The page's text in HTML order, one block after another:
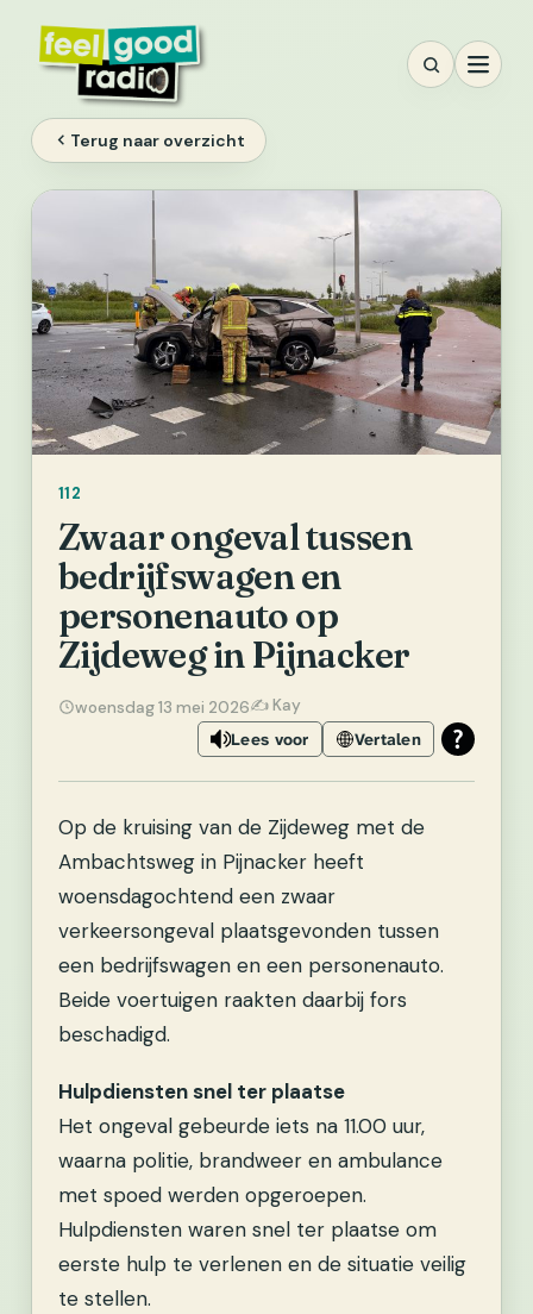
inhoud
Terug naar overzicht
112
Zwaar ongeval tussen
bedrijfswagen en
personenauto op
Zijdeweg in Pijnacker
woensdag 13 mei 2026✍️ Kay
Lees voor Vertalen
Op de kruising van de Zijdeweg met de
Ambachtsweg in Pijnacker heeft
woensdagochtend een zwaar
verkeersongeval plaatsgevonden tussen
een bedrijfswagen en een personenauto.
Beide voertuigen raakten daarbij fors
beschadigd.
Hulpdiensten snel ter plaatse
Het ongeval gebeurde iets na 11.00 uur,
waarna politie, brandweer en ambulance
met spoed werden opgeroepen.
Hulpdiensten waren snel ter plaatse om
eerste hulp te verlenen en de situatie veilig
te stellen.